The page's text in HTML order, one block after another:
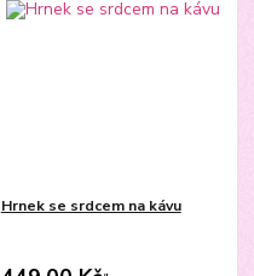
Hrnek se srdcem na kávu